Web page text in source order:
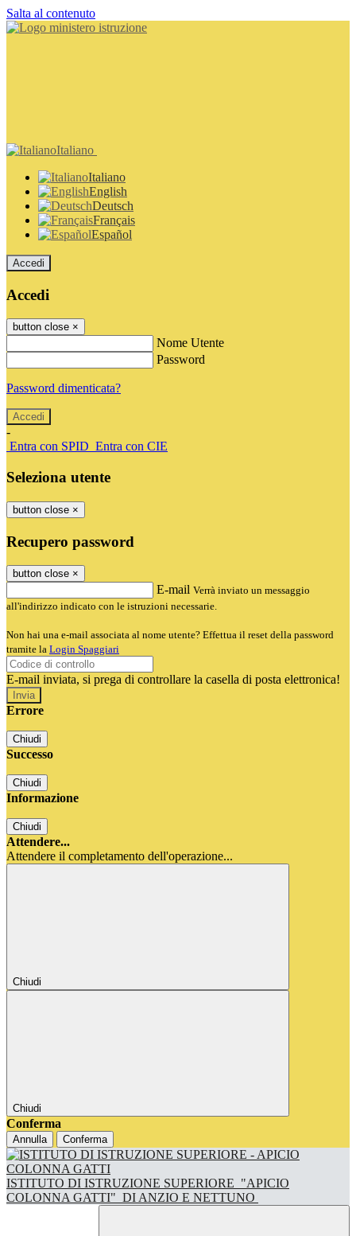
Salta al contenuto
Italiano
Italiano
English
Deutsch
Français
Español
Accedi
Accedi
button close ×
Nome Utente
Password
Password dimenticata?
-
Entra con SPID Entra con CIE
Seleziona utente
button close ×
Recupero password
button close ×
E-mail Verrà inviato un messaggio
all'indirizzo indicato con le istruzioni necessarie.
Non hai una e-mail associata al nome utente? Effettua il reset della password
tramite la Login Spaggiari
E-mail inviata, si prega di controllare la casella di posta elettronica!
Errore
Chiudi
Successo
Chiudi
Informazione
Chiudi
Attendere...
Attendere il completamento dell'operazione...
Chiudi
Chiudi
Conferma
Annulla Conferma
ISTITUTO DI ISTRUZIONE SUPERIORE "APICIO
COLONNA GATTI" DI ANZIO E NETTUNO